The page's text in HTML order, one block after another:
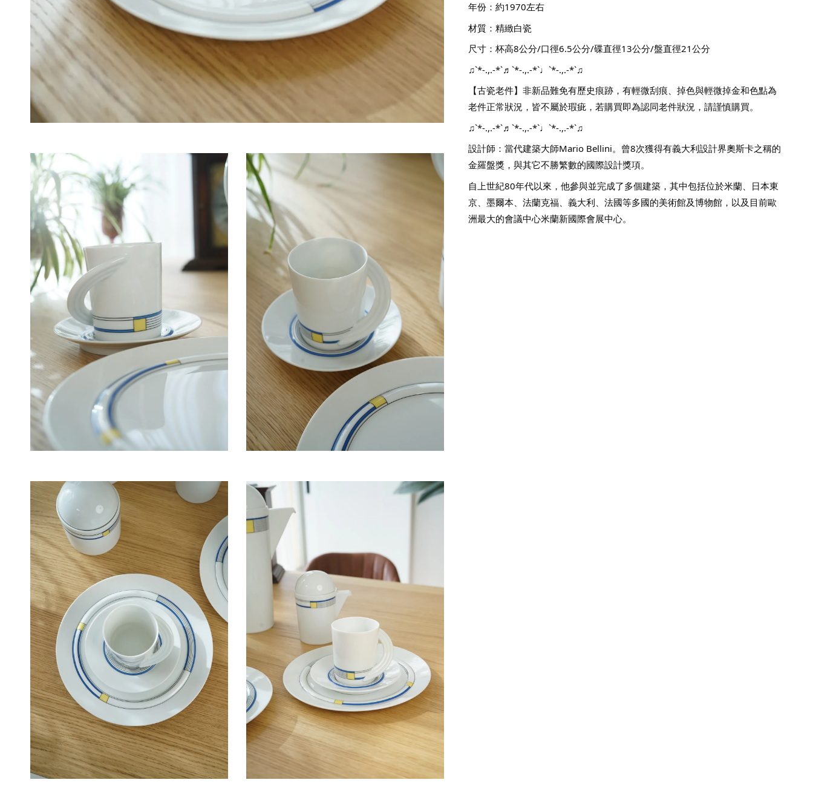
年份：約1970左右
材質：精緻白瓷
尺寸：杯高8公分/口徑6.5公分/碟直徑13公分/盤直徑21公分
♫`*-.,.-*`♬`*-.,.-*`♩`*-.,.-*`♫
【古瓷老件】非新品難免有歷史痕跡，有輕微刮痕、掉色與輕微掉金和色點為
老件正常狀況，皆不屬於瑕疵，若購買即為認同老件狀況，請謹慎購買。
♫`*-.,.-*`♬`*-.,.-*`♩`*-.,.-*`♫
設計師：當代建築大師Mario Bellini。曾8次獲得有義大利設計界奧斯卡之稱的
金羅盤獎，與其它不勝繁數的國際設計獎項。
自上世紀80年代以來，他參與並完成了多個建築，其中包括位於米蘭、日本東
京、墨爾本、法蘭克福、義大利、法國等多國的美術館及博物館，以及目前歐
洲最大的會議中心米蘭新國際會展中心。